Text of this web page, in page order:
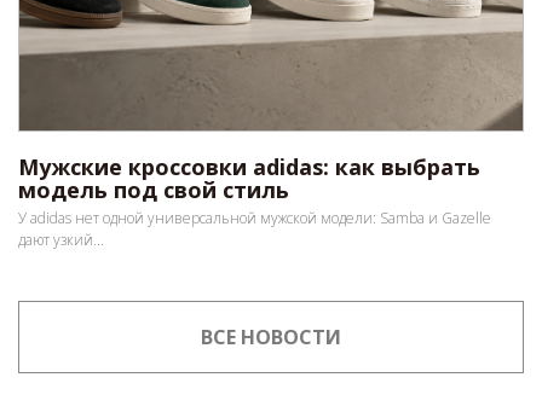
Мужские кроссовки adidas: как выбрать
модель под свой стиль
У adidas нет одной универсальной мужской модели: Samba и Gazelle
дают узкий...
ВСЕ НОВОСТИ